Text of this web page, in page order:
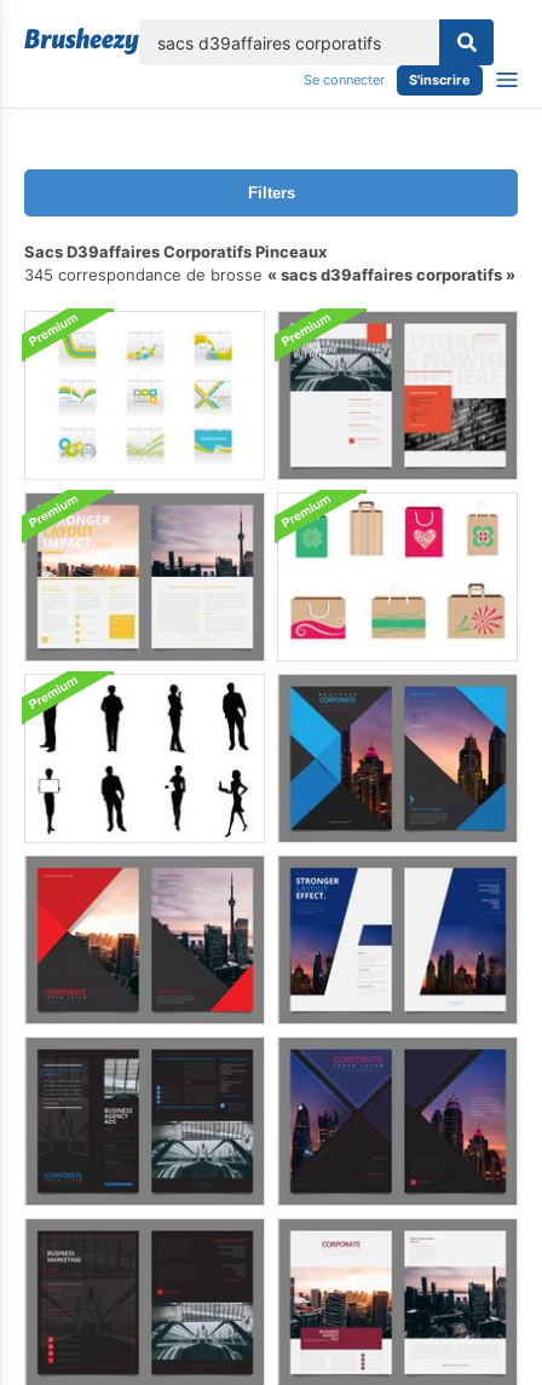
Se connecter S'inscrire
Filters
Sacs D39affaires Corporatifs Pinceaux
345 correspondance de brosse
sacs d39affaires corporatifs